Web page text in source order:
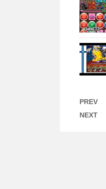
PREV
NEXT